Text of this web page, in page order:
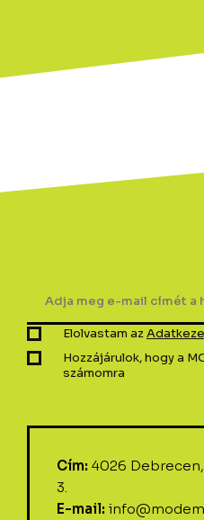
Elolvastam az
Hozzájárulok, hogy a
számomra
Cím: 4026 Debrecen,
3.
E-mail: